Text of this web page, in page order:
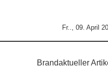
Fr.., 09. April
Brandaktueller